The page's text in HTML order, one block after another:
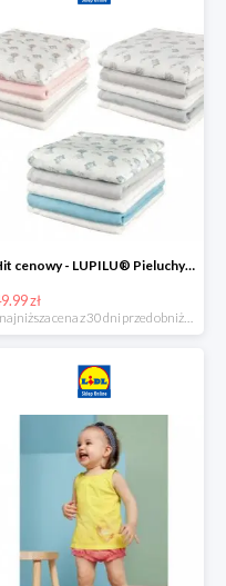
Hit cenowy - LUPILU® Pieluchy tetrowe 80x80 cm, z biobawełny, 5 sztuk
zł
*najniższa cena z 30 dni przed obniżką